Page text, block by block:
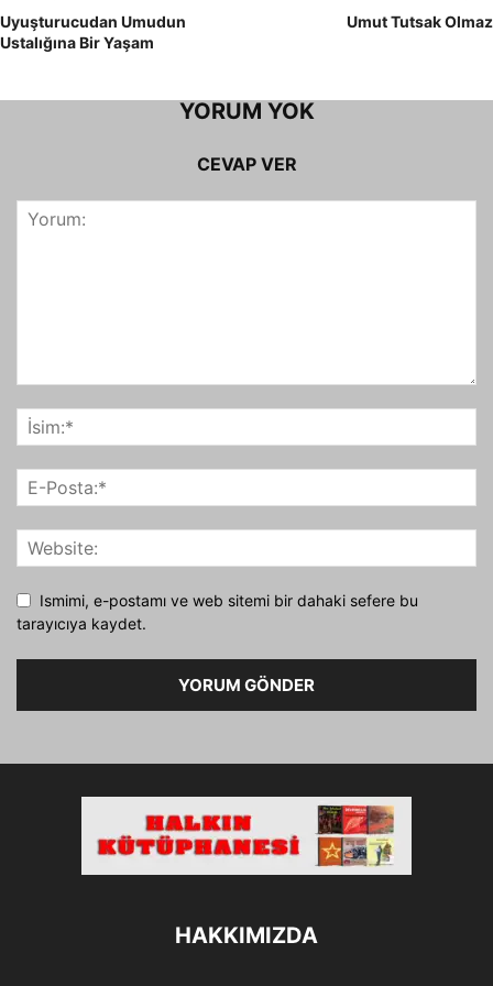
Uyuşturucudan Umudun
Ustalığına Bir Yaşam
Umut Tutsak Olmaz
YORUM YOK
CEVAP VER
Ismimi, e-postamı ve web sitemi bir dahaki sefere bu
tarayıcıya kaydet.
HAKKIMIZDA